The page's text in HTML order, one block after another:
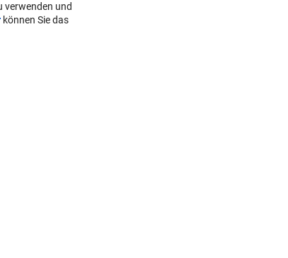
verwenden und
können Sie das